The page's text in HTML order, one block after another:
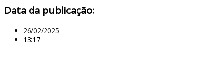
Data da publicação:
26/02/2025
13:17